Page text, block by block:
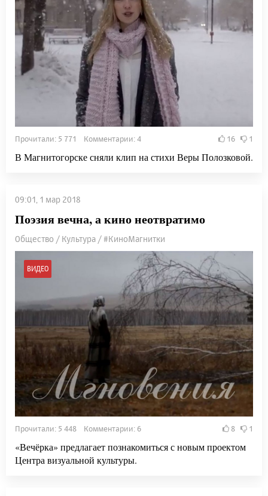
Прочитали: 5 771 Комментарии: 4 16 1
В Магнитогорске сняли клип на стихи Веры Полозковой.
09:01, 1 мар 2018
Поэзия вечна, а кино неотвратимо
Общество / Культура / #КиноМагнитки
ВИДЕО
Прочитали: 5 448 Комментарии: 6 8 1
«Вечёрка» предлагает познакомиться с новым проектом
Центра визуальной культуры.